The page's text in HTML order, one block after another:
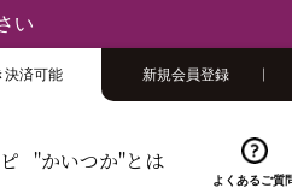
い
"かいつか"とは
よくあるご質
決済可能 新規会員登録